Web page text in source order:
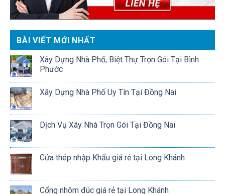
BÀI VIẾT MỚI NHẤT
Xây Dựng Nhà Phố, Biệt Thự Trọn Gói Tại Bình
Phước
Xây Dựng Nhà Phố Uy Tín Tại Đồng Nai
Dịch Vụ Xây Nhà Trọn Gói Tại Đồng Nai
Cửa thép nhập Khẩu giá rẻ tại Long Khánh
Cổng nhôm đúc giá rẻ tại Long Khánh